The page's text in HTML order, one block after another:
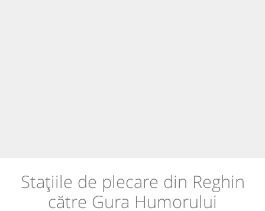
Stațiile de plecare din Reghin
către Gura Humorului